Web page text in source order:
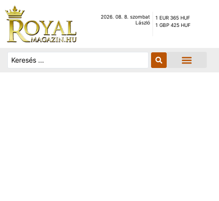
2026. 08. 8. szombat
László
1 EUR 365 HUF
1 GBP 425 HUF